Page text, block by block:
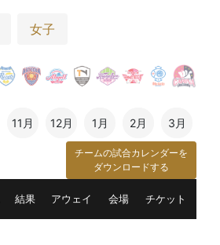
女子
11月 12月 1月 2月 3月
チームの試合カレンダーを
ダウンロードする
結果 アウェイ 会場 チケット